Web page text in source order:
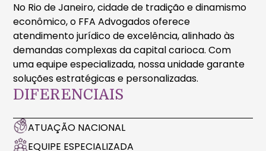
No Rio de Janeiro, cidade de tradição e dinamismo
econômico, o FFA Advogados oferece
atendimento jurídico de excelência, alinhado às
demandas complexas da capital carioca. Com
uma equipe especializada, nossa unidade garante
soluções estratégicas e personalizadas.
DIFERENCIAIS
ATUAÇÃO NACIONAL
EQUIPE ESPECIALIZADA